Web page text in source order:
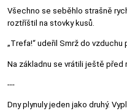
Všechno se seběhlo strašně
roztříštil na stovky kusů.
„Trefa!“ udeřil Smrž do
Na základnu se vrátili ještě před
---
Dny plynuly jeden jako druhý.